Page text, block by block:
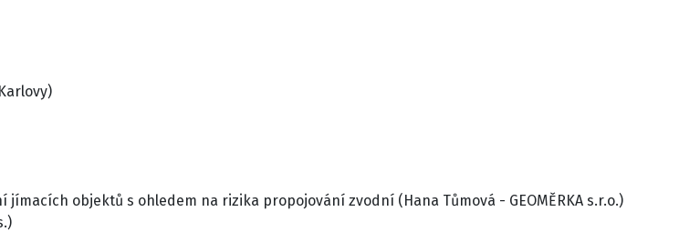
objektů s ohledem na rizika propojování zvodní (Hana Tůmová - GEOMĚRKA s.r.o.)